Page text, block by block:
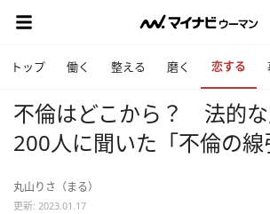
トップ 働く 整える 磨く 恋する
不倫はどこから？ 法的
200人に聞いた「不倫の線
丸山りさ（まる）
更新: 2023.01.17